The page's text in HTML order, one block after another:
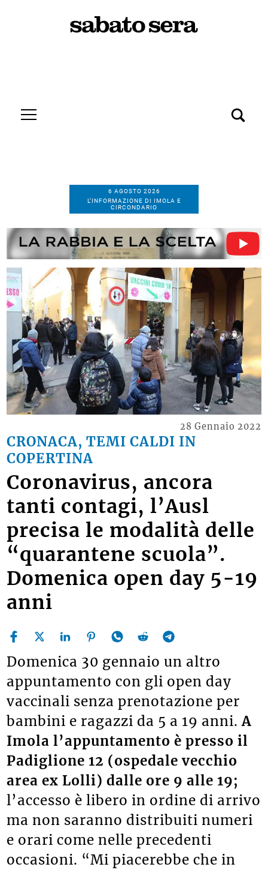
6 AGOSTO 2026
L’INFORMAZIONE DI IMOLA E
CIRCONDARIO
CRONACA, TEMI CALDI IN
COPERTINA
28 Gennaio 2022
Coronavirus, ancora
tanti contagi, l’Ausl
precisa le modalità delle
“quarantene scuola”.
Domenica open day 5-19
anni
Domenica 30 gennaio un altro
appuntamento con gli open day
vaccinali senza prenotazione per
bambini e ragazzi da 5 a 19 anni.A
Imola l’appuntamento è presso il
Padiglione 12 (ospedale vecchio
area ex Lolli) dalle ore 9 alle 19;
l’accesso è libero in ordine di arrivo
ma non saranno distribuiti numeri
e orari come nelle precedenti
occasioni. “Mi piacerebbe che in